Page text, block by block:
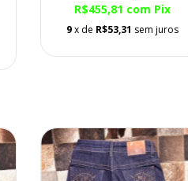
R$455,81 com Pix
9x de R$53,31 sem juros